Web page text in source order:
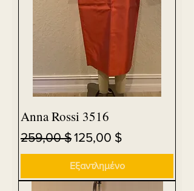
Anna Rossi 3516
Κανονική τιμή
259,00 $Τιμή Έκπτωσης
125,00 $
Εξαντλημένο